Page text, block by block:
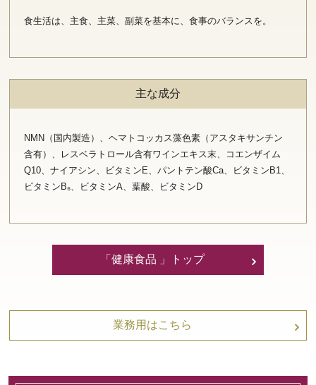
食生活は、主食、主菜、副菜を基本に、食事のバランスを。
主な成分
NMN（国内製造）、ヘマトコッカス藻色素（アスタキサンチン
含有）、レスベラトロール含有ワインエキス末、コエンザイム
Q10、ナイアシン、ビタミンE、パントテン酸Ca、ビタミンB1、
ビタミンB₆、ビタミンA、葉酸、ビタミンD
「健康食品 」トップ
業務用はこちら